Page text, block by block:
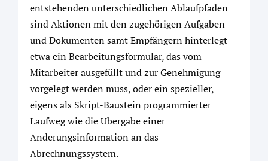
entstehenden unterschiedlichen Ablaufpfaden
sind Aktionen mit den zugehörigen Aufgaben
und Dokumenten samt Empfängern hinterlegt –
etwa ein Bearbeitungsformular, das vom
Mitarbeiter ausgefüllt und zur Genehmigung
vorgelegt werden muss, oder ein spezieller,
eigens als Skript-Baustein programmierter
Laufweg wie die Übergabe einer
Änderungsinformation an das
Abrechnungssystem.